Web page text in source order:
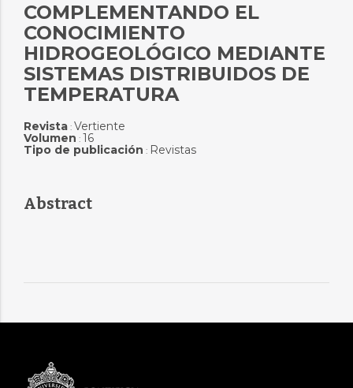
COMPLEMENTANDO EL
CONOCIMIENTO
HIDROGEOLÓGICO MEDIANTE
SISTEMAS DISTRIBUIDOS DE
TEMPERATURA
Revista: Vertiente
Volumen : 16
Tipo de publicación : Revistas
Abstract